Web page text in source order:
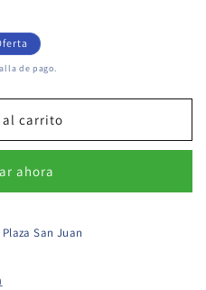
de pago.
al carrito
ahora
San Juan